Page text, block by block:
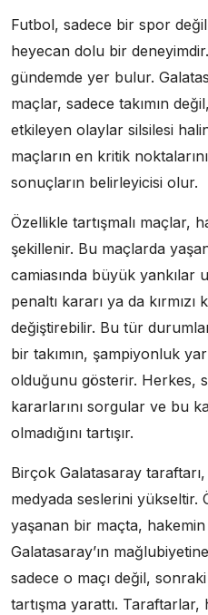
Futbol, sadece bir spor
heyecan dolu bir
gündemde yer bulur.
maçlar, sadece takımın
etkileyen olaylar silsilesi
maçların en kritik
sonuçların belirleyicisi olur.
Özellikle tartışmalı maçlar,
şekillenir. Bu maçlarda
camiasında büyük yankılar
penaltı kararı ya da
değiştirebilir. Bu tür
bir takımın, şampiyonluk
olduğunu gösterir. Herkes,
kararlarını sorgular ve bu
olmadığını tartışır.
Birçok Galatasaray
medyada seslerini yükseltir.
yaşanan bir maçta,
Galatasaray’ın
sadece o maçı değil,
tartışma yarattı.